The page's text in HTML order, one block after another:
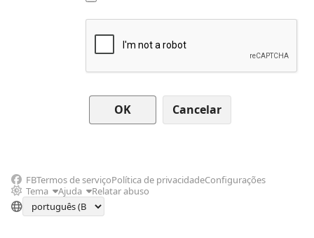
Cancelar
FBTermos de serviçoPolítica de privacidadeConfigurações
Tema
Ajuda Relatar abuso